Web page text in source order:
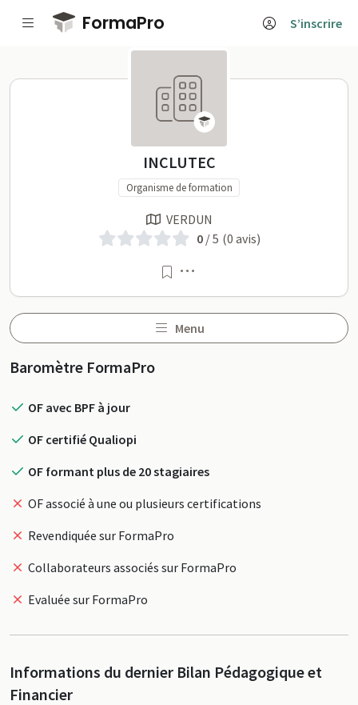
Passer au contenu principal
FormaPro S’inscrire
INCLUTEC sur FormaPro
INCLUTEC
Organisme de formation
VERDUN
0/ 5 (0 avis)
Menu
Profil
Baromètre FormaPro
OF avec BPF à jour
OF certifié Qualiopi
OF formant plus de 20 stagiaires
OF associé à une ou plusieurs certifications
Revendiquée sur FormaPro
Collaborateurs associés sur FormaPro
Evaluée sur FormaPro
Informations du dernier Bilan Pédagogique et
Financier